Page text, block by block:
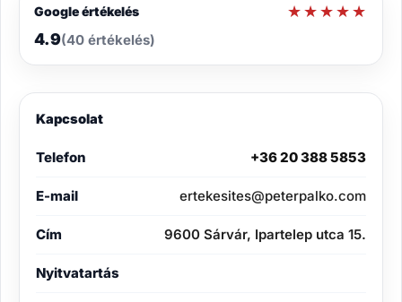
Google értékelés ★★★★★
★★★★★
4.9(40 értékelés)
Kapcsolat
Telefon +36 20 388 5853
E-mail ertekesites@peterpalko.com
Cím 9600 Sárvár, Ipartelep utca 15.
Nyitvatartás